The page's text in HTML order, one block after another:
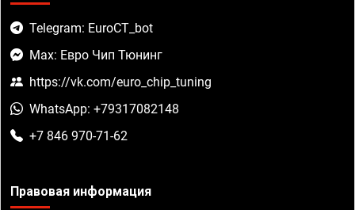
Telegram: EuroCT_bot
Max: Евро Чип Тюнинг
https://vk.com/euro_chip_tuning
WhatsApp: +79317082148
+7 846 970-71-62
Правовая информация